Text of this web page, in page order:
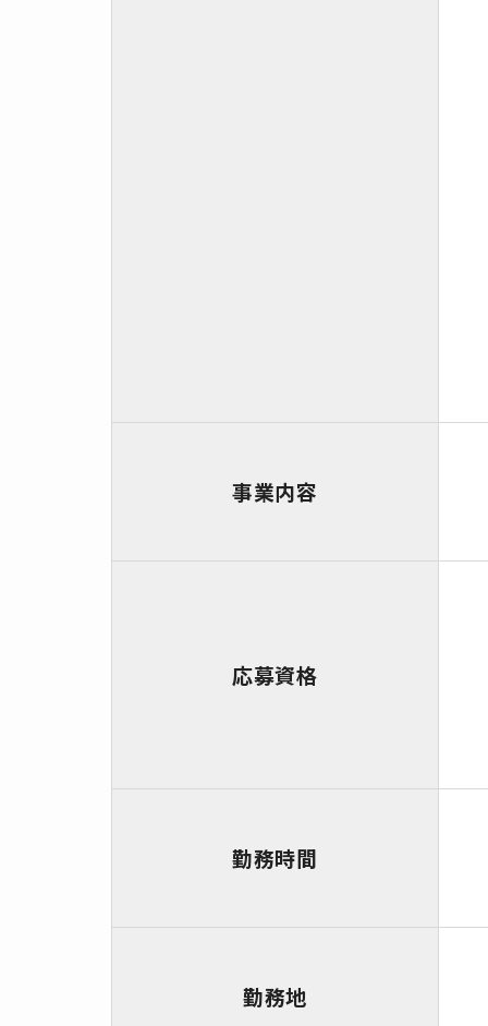
事業内容
応募資格
勤務時間
勤務地